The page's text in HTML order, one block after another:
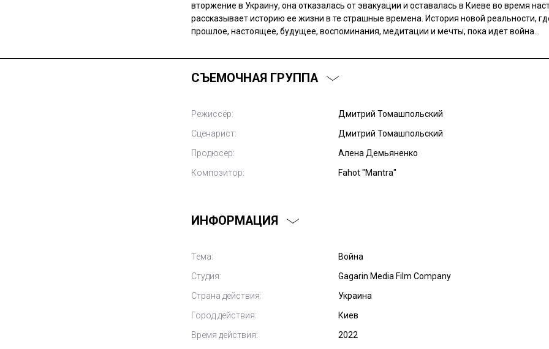
вторжение в Украину, она отказалась от эвакуации и оставалась в Киеве во время
рассказывает историю ее жизни в те страшные времена. История новой реальности,
прошлое, настоящее, будущее, воспоминания, медитации и мечты, пока идет война…
СЪЕМОЧНАЯ ГРУППА
Режиссёр:
Дмитрий Томашпольский
Сценарист:
Дмитрий Томашпольский
Продюсер:
Алена Демьяненко
Композитор:
Fahot "Mantra"
ИНФОРМАЦИЯ
Тема:
Война
Студия:
Gagarin Media Film Company
Страна действия:
Украина
Город действия:
Киев
Время действия:
2022